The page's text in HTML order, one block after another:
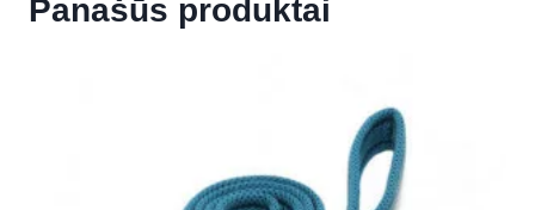
Panašūs produktai